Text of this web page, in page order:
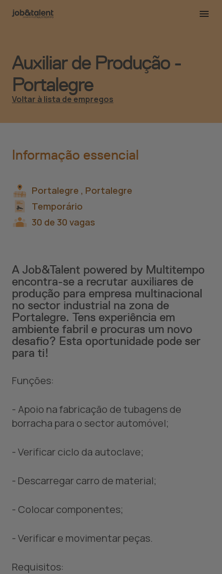
Auxiliar de Produção -
Portalegre
Voltar à lista de empregos
A Job&Talent powered by Multitempo
encontra-se a recrutar auxiliares de
produção para empresa multinacional
no sector industrial na zona de
Portalegre. Tens experiência em
ambiente fabril e procuras um novo
desafio? Esta oportunidade pode ser
para ti!
Funções:
- Apoio na fabricação de tubagens de
borracha para o sector automóvel;
- Verificar ciclo da autoclave;
- Descarregar carro de material;
- Colocar componentes;
- Verificar e movimentar peças.
Requisitos:
Informação essencial
Portalegre , Portalegre
Temporário
30 de 30 vagas